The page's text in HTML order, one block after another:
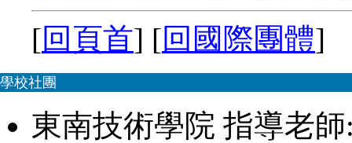
[回頁首] [回國際團體]
學校社團
東南技術學院 指導老